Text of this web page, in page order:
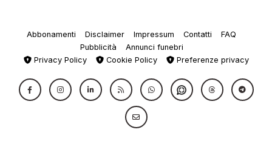
Abbonamenti Disclaimer Impressum Contatti
FAQ
Pubblicità
Annunci funebri
Privacy Policy
Cookie Policy Preferenze privacy